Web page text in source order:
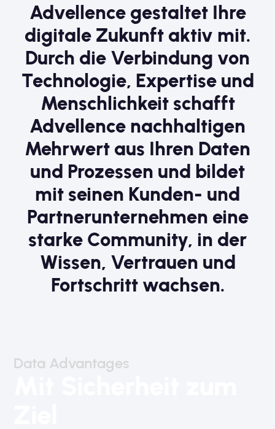
Advellence gestaltet Ihre
digitale Zukunft aktiv mit.
Durch die Verbindung von
Technologie, Expertise und
Menschlichkeit schafft
Advellence nachhaltigen
Mehrwert aus Ihren Daten
und Prozessen und bildet
mit seinen Kunden- und
Partner­unternehmen eine
starke Community, in der
Wissen, Vertrauen und
Fortschritt wachsen.
Data Advantages